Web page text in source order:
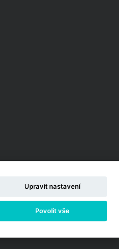
Upravit nastavení
Povolit vše